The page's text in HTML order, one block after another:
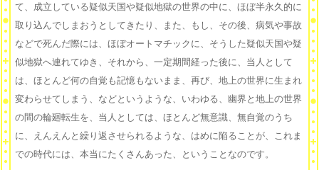
て、成立している疑似天国や疑似地獄の世界の中に、ほぼ半永久的に
取り込んでしまおうとしてきたり、また、もし、その後、病気や事故
などで死んだ際には、ほぼオートマチックに、そうした疑似天国や疑
似地獄へ連れてゆき、それから、一定期間経った後に、当人として
は、ほとんど何の自覚も記憶もないまま、再び、地上の世界に生まれ
変わらせてしまう、などというような、いわゆる、幽界と地上の世界
の間の輪廻転生を、当人としては、ほとんど無意識、無自覚のうち
に、えんえんと繰り返させられるような、はめに陥ることが、これま
での時代には、本当にたくさんあった、ということなのです。